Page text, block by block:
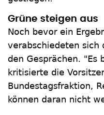
Grüne steigen aus
Noch bevor ein
verabschiedeten sich
den Gesprächen. "Es
kritisierte die
Bundestagsfraktion,
können daran nicht